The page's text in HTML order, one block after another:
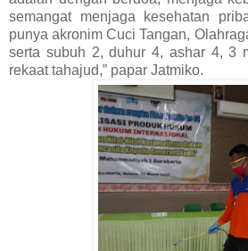
semangat menjaga kesehatan
punya akronim Cuci Tangan,
serta subuh 2, duhur 4, ashar 4, 3
rekaat tahajud,” papar Jatmiko.